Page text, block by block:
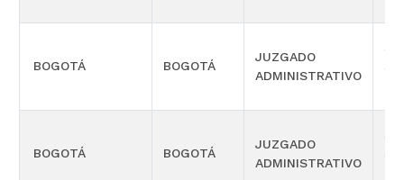
BOGOTÁ BOGOTÁ
JUZGADO
ADMINISTRATIVO
BOGOTÁ BOGOTÁ
JUZGADO
ADMINISTRATIVO